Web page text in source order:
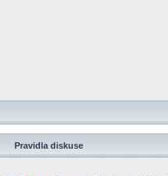
Pravidla diskuse